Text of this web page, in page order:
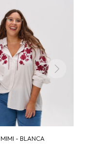
- BLANCA